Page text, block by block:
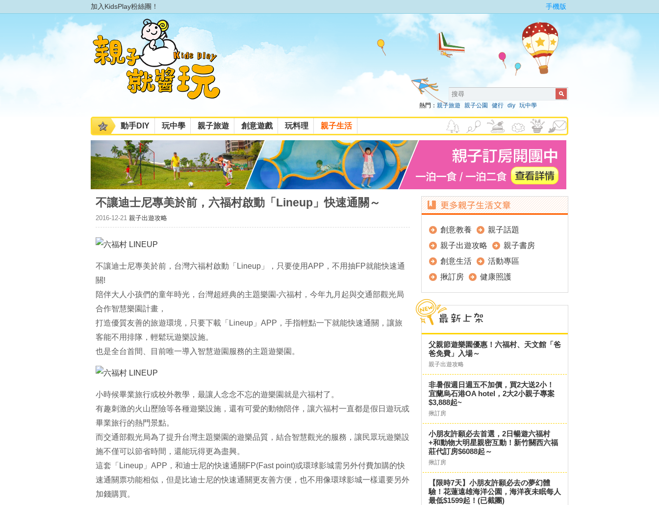
加入KidsPlay粉絲團！ 手機版
熱門： 親子旅遊 親子公園 健行 diy 玩中學
動手DIY 玩中學 親子旅遊 創意遊戲 玩料理 親子生活
不讓迪士尼專美於前，六福村啟動「Lineup」快速通關～
2016-12-21 親子出遊攻略
不讓迪士尼專美於前，台灣六福村啟動「Lineup」，只要使用APP，不用抽FP就能快速通
關!
陪伴大人小孩們的童年時光，台灣超經典的主題樂園-六福村，今年九月起與交通部觀光局
合作智慧樂園計畫，
打造優質友善的旅遊環境，只要下載「Lineup」APP，手指輕點一下就能快速通關，讓旅
客能不用排隊，輕鬆玩遊樂設施。
也是全台首間、目前唯一導入智慧遊園服務的主題遊樂園。
小時候畢業旅行或校外教學，最讓人念念不忘的遊樂園就是六福村了。
有趣刺激的火山歷險等各種遊樂設施，還有可愛的動物陪伴，讓六福村一直都是假日遊玩或
畢業旅行的熱門景點。
而交通部觀光局為了提升台灣主題樂園的遊樂品質，結合智慧觀光的服務，讓民眾玩遊樂設
施不僅可以節省時間，還能玩得更為盡興。
這套「Lineup」APP，和迪士尼的快速通關FP(Fast point)或環球影城需另外付費加購的快
速通關票功能相似，但是比迪士尼的快速通關更友善方便，也不用像環球影城一樣還要另外
加錢購買。
創意教養
親子話題
親子出遊攻略
親子書房
創意生活
活動專區
揪訂房
健康照護
父親節遊樂園優惠！六福村、天文館「爸
爸免費」入場～
親子出遊攻略
非暑假週日週五不加價，買2大送2小！
宜蘭烏石港OA hotel，2大2小親子專案
$3,888起~
揪訂房
小朋友許願必去首選，2日暢遊六福村
+和動物大明星親密互動！新竹關西六福
莊代訂房$6088起～
揪訂房
【限時7天】小朋友許願必去の夢幻體
驗！花蓮遠雄海洋公園，海洋夜未眠每人
最低$1599起！(已截團)